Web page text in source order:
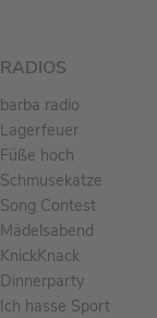
RADIOS
barba radio
Lagerfeuer
Füße hoch
Schmusekatze
Song Contest
Mädelsabend
KnickKnack
Dinnerparty
Ich hasse Sport